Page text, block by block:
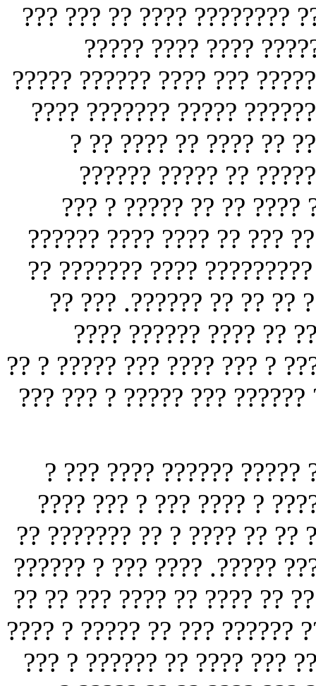
?? ???? ????? ?? ????????
??? ??? ????? ?????
??????? ???? ?????? ???
??????? ????? ??????
?????? ???? ???? ??
?????? ?????? ?????
???????? ?? ????
???????? ? ?????? ????
?? ? ???? ??????
????? ?? ????????
???? ??? ?? ? ?????
?????? ??????? ?? ?? ???
?????? ?? ???? ????? ?? ?
??? ??? ?? ? ??????
????? ???????? ?? ?
??? ?? ???? ? ???? ???? ??
?? ??????? ?????? ????
?? ????? ??????? ? ????
???? ?? ???????? ?? ? ????
???????? ?? ?? ??. ????